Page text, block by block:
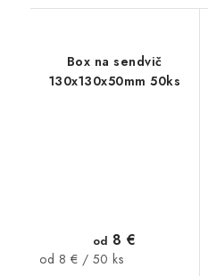
Box na sendvič
130x130x50mm 50ks
od 8 €
Jednotková
od 8 € / 50 ks